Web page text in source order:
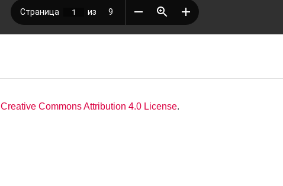
Creative Commons Attribution 4.0 License.